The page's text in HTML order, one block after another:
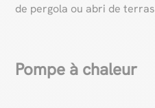
de pergola ou abri de
Pompe à chaleur